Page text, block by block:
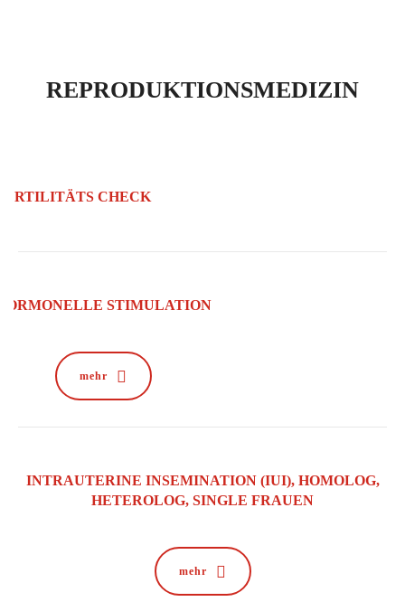
REPRODUKTIONSMEDIZIN
CHECK
STIMULATION
mehr
INTRAUTERINE INSEMINATION (IUI), HOMOLOG,
HETEROLOG, SINGLE FRAUEN
mehr